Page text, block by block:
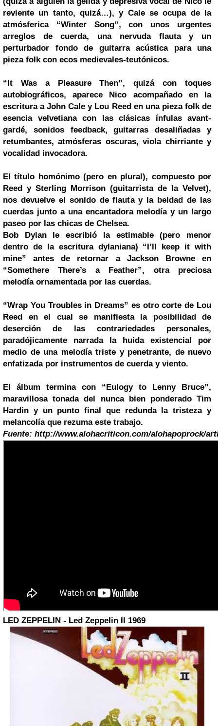
reviente un tanto, quizá…), y Cale se ocupa de la
atmósferica “Winter Song”, con unos urgentes
arreglos de cuerda, una nervuda flauta y un
perturbador fondo de guitarra acústica para una
pieza folk con ecos medievales-teutónicos.
“It Was a Pleasure Then”, quizá con toques
autobiográficos, aparece Nico acompañado en la
escritura a John Cale y Lou Reed en una pieza folk de
esencia velvetiana con las clásicas ínfulas avant-
gardé, sonidos feedback, guitarras desaliñadas y
retumbantes, atmósferas oscuras, viola chirriante y
vocalidad invocadora.
El título homónimo (pero en plural), compuesto por
Reed y Sterling Morrison (guitarrista de la Velvet),
nos devuelve el sonido de flauta y la beldad de las
cuerdas junto a una encantadora melodía y un largo
paseo por las chicas de Chelsea.
Bob Dylan le escribió la estimable (pero menor
dentro de la escritura dylaniana) “I’ll keep it with
mine” antes de retornar a Jackson Browne en
“Somethere There’s a Feather”, otra preciosa
melodía ornamentada por las cuerdas.
“Wrap You Troubles in Dreams” es otro corte de Lou
Reed en el cual se manifiesta la posibilidad de
deserción de las contrariedades personales,
paradójicamente narrada la huida existencial por
medio de una melodía triste y penetrante, de nuevo
enfatizada por instrumentos de cuerda y viento.
El álbum termina con “Eulogy to Lenny Bruce”,
maravillosa tonada del nunca bien ponderado Tim
Hardin y un punto final que redunda la tristeza y
melancolía que rezuma este trabajo.
Fuente: http://www.alohacriticon.com/alohapoprock/
LED ZEPPELIN - Led Zeppelin II 1969